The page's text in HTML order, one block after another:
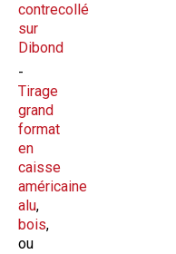
contrecollé
sur
Dibond
Tirage
grand
format
en
caisse
américaine
alu,
bois,
ou